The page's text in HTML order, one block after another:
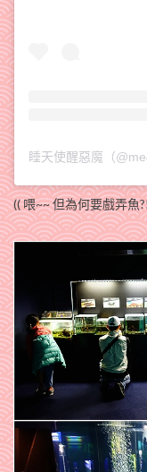
睡天使醒惡魔（
(( 喂~~ 但為何要戲弄魚